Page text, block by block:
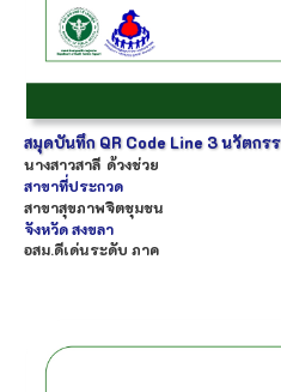
สมุดบันทึก QR Code Line 3 นวัตกร
นางสาวสาลี ด้วงช่วย
สาขาที่ประกวด
สาขาสุขภาพจิตชุมชน
จังหวัดสงขลา
อสม.ดีเด่นระดับ ภาค